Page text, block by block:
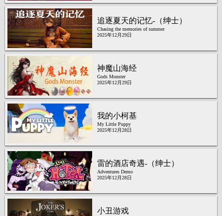
追逐夏天的记忆-（绅士）
Chasing the memories of summer
2025年12月29日
神魔山海经
Gods Monster
2025年12月29日
我的小柯基
My Little Puppy
2025年12月28日
雷的酒店奇遇-（绅士）
Adventures Demo
2025年12月28日
小丑游戏